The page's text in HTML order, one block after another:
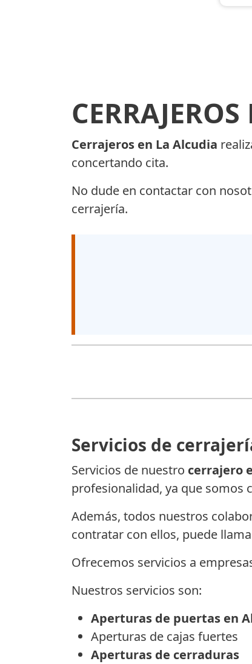
Cerrajeros en La Alcudia
concertando cita.
No dude en contactar con
cerrajería.
Servicios de
Servicios de nuestro cerrajero
profesionalidad, ya que somos
Además, todos nuestros
contratar con ellos, puede
Ofrecemos servicios a
Nuestros servicios son:
Aperturas de puertas en
Aperturas de cajas fuertes
Aperturas de cerraduras